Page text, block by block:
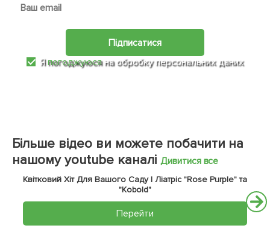
Підписатися
Япогоджуюсяна обробку персональних даних
Більше відео ви можете побачити на
нашому youtube каналі Дивитися все
Квітковий Хіт Для Вашого Саду | Ліатріс "Rose Purple" та
"Kobold"
Перейти